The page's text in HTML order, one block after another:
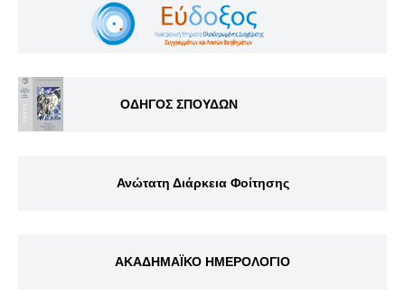
ΟΔΗΓΟΣ ΣΠΟΥΔΩΝ
Ανώτατη Διάρκεια Φοίτησης
ΑΚΑΔΗΜΑΪΚΟ ΗΜΕΡΟΛΟΓΙΟ